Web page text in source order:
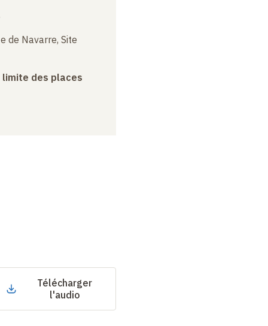
de Navarre, Site
limite des places
Télécharger
l'audio